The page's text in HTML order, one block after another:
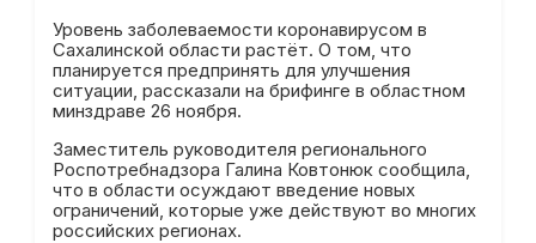
Уровень заболеваемости коронавирусом в
Сахалинской области растёт. О том, что
планируется предпринять для улучшения
ситуации, рассказали на брифинге в областном
минздраве 26 ноября.
Заместитель руководителя регионального
Роспотребнадзора Галина Ковтонюк сообщила,
что в области осуждают введение новых
ограничений, которые уже действуют во многих
российских регионах.